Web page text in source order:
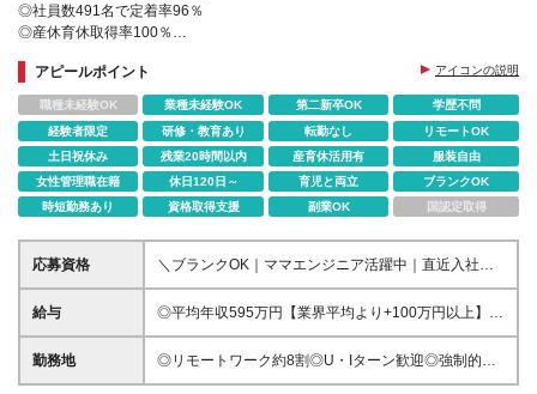
◎社員数491名で定着率96％
◎産休育休取得率100％
◎年収595万円で業界平均+100万円超
◎私服・ネイルOK！髪色自由
アピールポイント アイコンの説明
職種未経験OK 業種未経験OK 第二新卒OK
学歴不問
経験者限定
研修・教育あり 転勤なし
リモートOK
土日祝休み
残業20時間以内 産育休活用有
服装自由
女性管理職在籍
休日120日～ 育児と両立
ブランクOK
時短勤務あり
資格取得支援 副業OK 国認定取得
応募資格
＼ブランクOK｜ママエンジニア活躍中｜直近入社の
約6割が女性／ 結婚・出産などを経て仕事に復帰した
いという方も是非ご応募ください♪ ●IT業界で何かしら
たりです！＞ ◎「子どもの時間を優先しながら、無
理なく続けたい」 ◎「時短でも収入を落とさず、家
給与
◎平均年収595万円【業界平均より+100万円以上】
◎転職後収入が大幅に上がり、「ペットを飼い始め
た」「趣味の旅行頻度が増えた」なんて人も♪ ◎年収
勤務地
◎リモートワーク約8割◎U・Iターン歓迎◎強制的な
帰社日なし◎勤務地はあなたの希望を100%尊重！